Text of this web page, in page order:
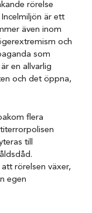
rörelse
är ett
även inom
och
som
en allvarlig
och det öppna,
flera
till
rörelsen växer,
egen